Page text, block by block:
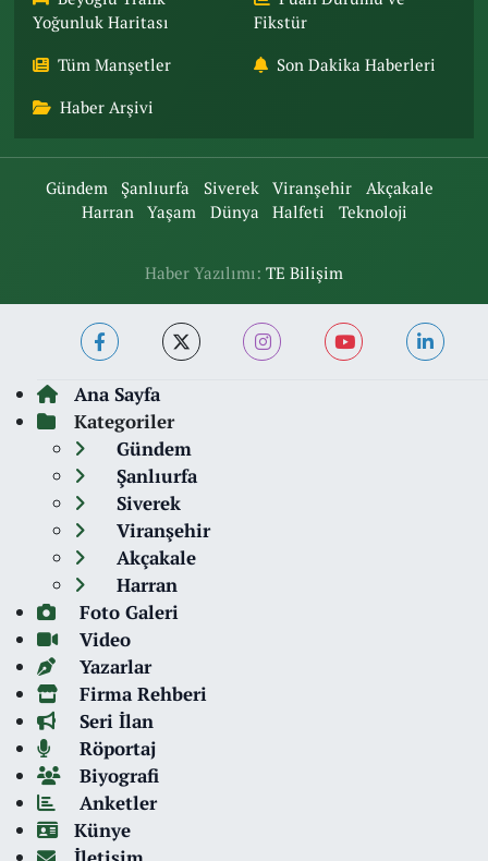
Yoğunluk Haritası
Fikstür
Tüm Manşetler Son Dakika Haberleri
Haber Arşivi
Gündem Şanlıurfa Siverek Viranşehir
Akçakale
Harran
Yaşam Dünya Halfeti Teknoloji
Haber Yazılımı: TE Bilişim
Ana Sayfa
Kategoriler
Gündem
Şanlıurfa
Siverek
Viranşehir
Akçakale
Harran
Foto Galeri
Video
Yazarlar
Firma Rehberi
Seri İlan
Röportaj
Biyografi
Anketler
Künye